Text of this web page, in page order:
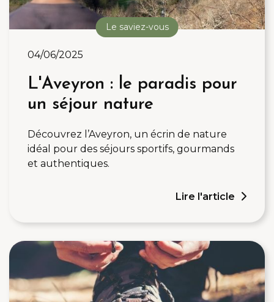
Le saviez-vous
04/06/2025
L'Aveyron : le paradis pour
un séjour nature
Découvrez l’Aveyron, un écrin de nature
idéal pour des séjours sportifs, gourmands
et authentiques.
Lire l'article